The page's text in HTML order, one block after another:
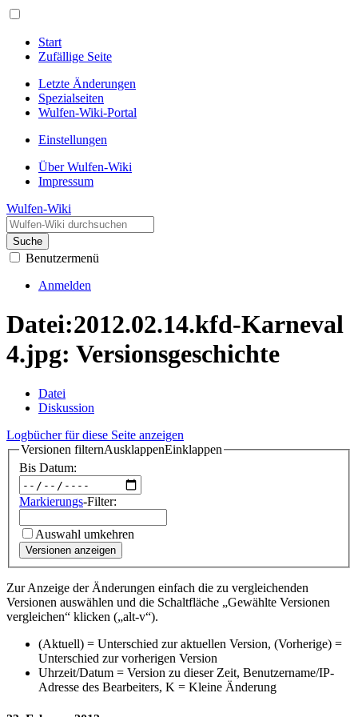
Start
Zufällige Seite
Letzte Änderungen
Spezialseiten
Wulfen-Wiki-Portal
Einstellungen
Über Wulfen-Wiki
Impressum
Wulfen-Wiki
Suche
Benutzermenü
Anmelden
Datei:2012.02.14.kfd-Karneval
4.jpg: Versionsgeschichte
Datei
Diskussion
Logbücher für diese Seite anzeigen
Versionen filternAusklappenEinklappen
Bis Datum:
Markierungs-Filter:
Auswahl umkehren
Versionen anzeigen
Zur Anzeige der Änderungen einfach die zu vergleichenden
Versionen auswählen und die Schaltfläche „Gewählte Versionen
vergleichen“ klicken („alt-v“).
(Aktuell) = Unterschied zur aktuellen Version, (Vorherige) =
Unterschied zur vorherigen Version
Uhrzeit/Datum = Version zu dieser Zeit, Benutzername/IP-
Adresse des Bearbeiters, K = Kleine Änderung